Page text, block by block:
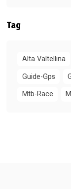
Tag
Alta Valtellina
Guide-Gps
Mtb-Race